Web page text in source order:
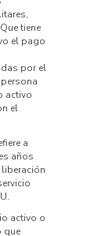
tiene
el pago
por el
activo
el
a
años
activo o
que